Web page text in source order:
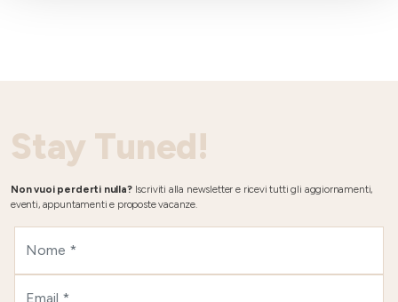
Stay Tuned!
Non vuoi perderti nulla?Iscriviti alla newsletter e ricevi tutti gli aggiornamenti,
eventi, appuntamenti e proposte vacanze.